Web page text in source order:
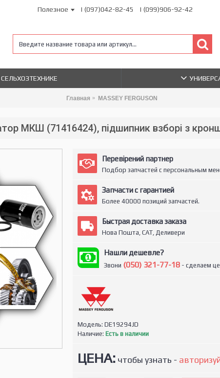
Полезное | (097)042-82-45 | (099)906-92-42
Главная MASSEY FERGUSON
МКШ (71416424), підшипник взборі з
Перевірений партнер
Подбор запчастей с персональным
Запчасти с гарантией
Более 40000 позиций запчастей.
Быстрая доставка заказа
Нова Пошта, САТ, Деливери
Нашли дешевле?
Звони (050) 321-77-18- сделаем
Модель: DE19294JD
Наличие: Есть в наличии
ЦЕНА:чтобы узнать -